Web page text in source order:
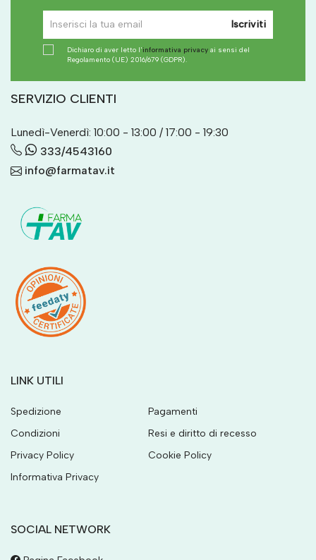
Iscriviti
Dichiaro di aver letto l'informativa privacy ai sensi del
Regolamento (UE) 2016/679 (GDPR).
SERVIZIO CLIENTI
Lunedì-Venerdì: 10:00 - 13:00 / 17:00 - 19:30
333/4543160
info@farmatav.it
LINK UTILI
Spedizione
Pagamenti
Condizioni
Resi e diritto di recesso
Privacy Policy
Cookie Policy
Informativa Privacy
SOCIAL NETWORK